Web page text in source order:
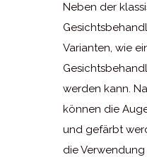
Neben der
Varianten, wie
werden kann.
können die
und gefärbt
die